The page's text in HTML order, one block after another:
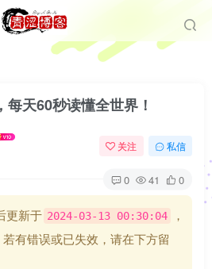
天60秒读懂全世界！
关注 私信
0 41 0
更新于 2024-03-13 00:30:04
，
有错误或已失效，请在下方留